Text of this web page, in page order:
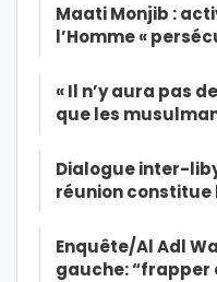
Maati Monjib :
l’Homme «
« Il n’y aura pas
que les
Dialogue inter-
réunion
Enquête/Al Adl
gauche: “frapper